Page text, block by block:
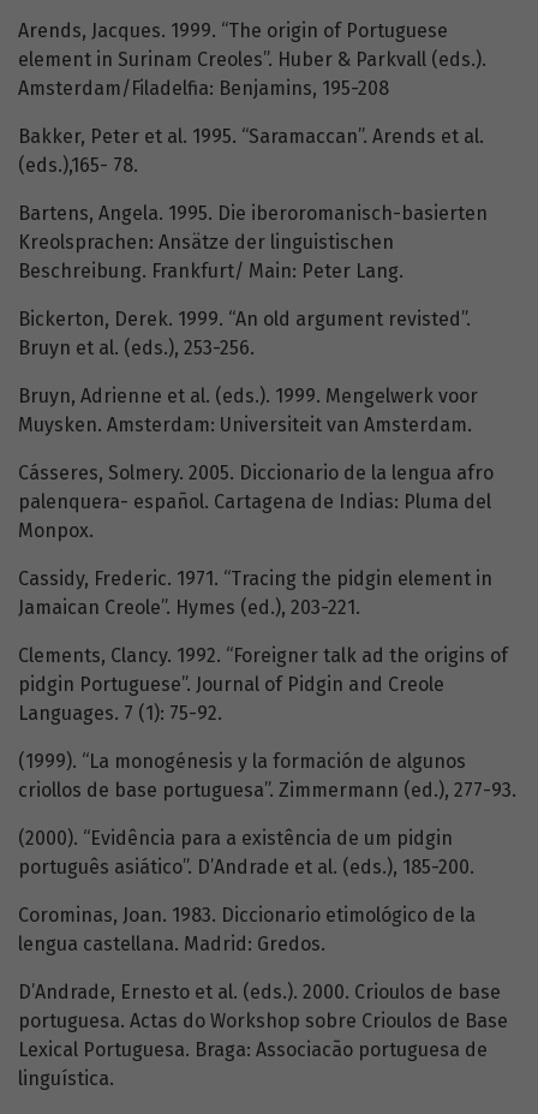
Arends, Jacques. 1999. “The origin of Portuguese
element in Surinam Creoles”. Huber & Parkvall (eds.).
Amsterdam/Filadelfia: Benjamins, 195-208
Bakker, Peter et al. 1995. “Saramaccan”. Arends et al.
(eds.),165- 78.
Bartens, Angela. 1995. Die iberoromanisch-basierten
Kreolsprachen: Ansätze der linguistischen
Beschreibung. Frankfurt/ Main: Peter Lang.
Bickerton, Derek. 1999. “An old argument revisted”.
Bruyn et al. (eds.), 253-256.
Bruyn, Adrienne et al. (eds.). 1999. Mengelwerk voor
Muysken. Amsterdam: Universiteit van Amsterdam.
Cásseres, Solmery. 2005. Diccionario de la lengua afro
palenquera- español. Cartagena de Indias: Pluma del
Monpox.
Cassidy, Frederic. 1971. “Tracing the pidgin element in
Jamaican Creole”. Hymes (ed.), 203-221.
Clements, Clancy. 1992. “Foreigner talk ad the origins of
pidgin Portuguese”. Journal of Pidgin and Creole
Languages. 7 (1): 75-92.
(1999). “La monogénesis y la formación de algunos
criollos de base portuguesa”. Zimmermann (ed.), 277-93.
(2000). “Evidência para a existência de um pidgin
português asiático”. D’Andrade et al. (eds.), 185-200.
Corominas, Joan. 1983. Diccionario etimológico de la
lengua castellana. Madrid: Gredos.
D’Andrade, Ernesto et al. (eds.). 2000. Crioulos de base
portuguesa. Actas do Workshop sobre Crioulos de Base
Lexical Portuguesa. Braga: Associacão portuguesa de
linguística.